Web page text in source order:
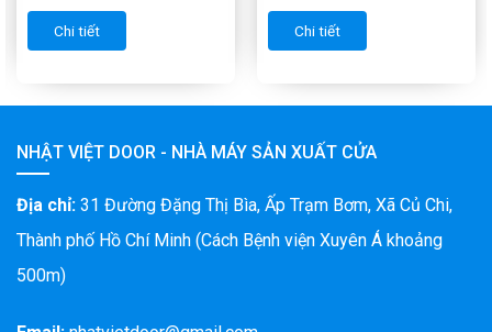
Chi tiết Chi tiết
NHẬT VIỆT DOOR - NHÀ MÁY SẢN XUẤT CỬA
Địa chỉ: 31 Đường Đặng Thị Bìa, Ấp Trạm Bơm, Xã Củ Chi,
Thành phố Hồ Chí Minh (Cách Bệnh viện Xuyên Á khoảng
500m)